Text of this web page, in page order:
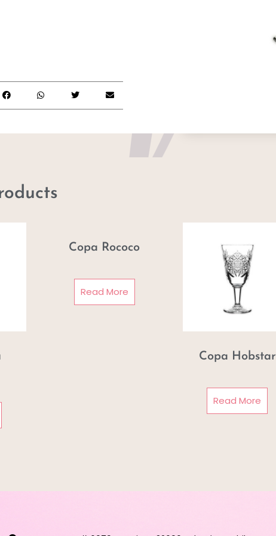
Copa Rococo
Read More
Copa Hobstar
Read More